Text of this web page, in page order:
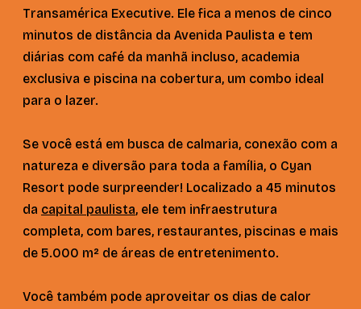
Transamérica Executive. Ele fica a menos de cinco
minutos de distância da Avenida Paulista e tem
diárias com café da manhã incluso, academia
exclusiva e piscina na cobertura, um combo ideal
para o lazer.
Se você está em busca de calmaria, conexão com a
natureza e diversão para toda a família, o Cyan
Resort pode surpreender! Localizado a 45 minutos
da capital paulista, ele tem infraestrutura
completa, com bares, restaurantes, piscinas e mais
de 5.000 m² de áreas de entretenimento.
Você também pode aproveitar os dias de calor